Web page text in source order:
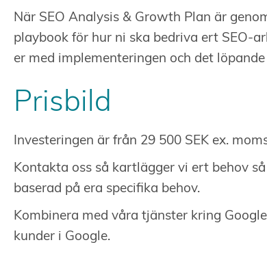
När SEO Analysis & Growth Plan är
playbook för hur ni ska bedriva ert SEO-
er med implementeringen och det
Prisbild
Investeringen är från 29 500 SEK ex.
Kontakta oss så kartlägger vi ert behov
baserad på era specifika behov.
Kombinera med våra tjänster kring
kunder i Google.